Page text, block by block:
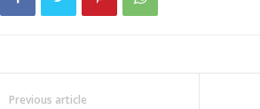
Previous article